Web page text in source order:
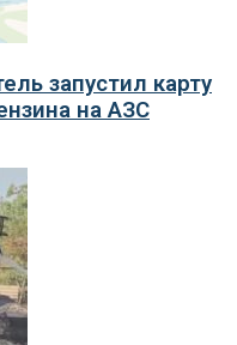
запустил карту
на АЗС